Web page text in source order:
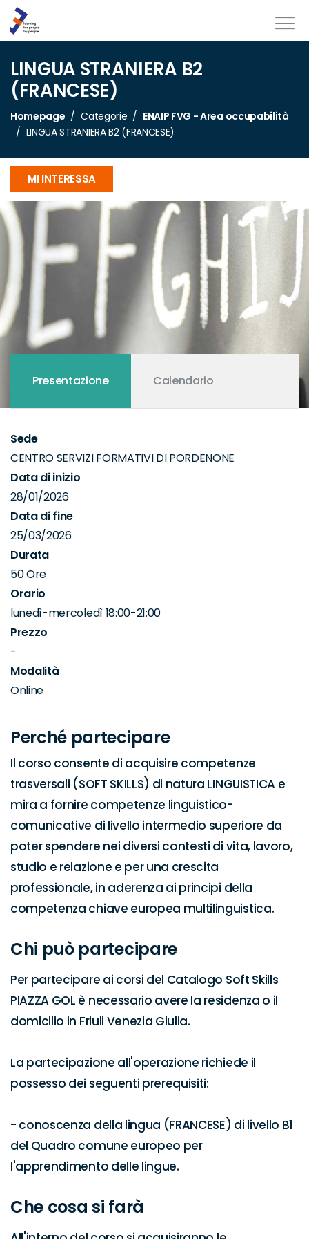
LINGUA STRANIERA B2
(FRANCESE)
Homepage Categorie
ENAIP FVG - Area occupabilità
LINGUA STRANIERA B2 (FRANCESE)
MI INTERESSA
Presentazione Calendario
Sede
CENTRO SERVIZI FORMATIVI DI PORDENONE
Data di inizio
28/01/2026
Data di fine
25/03/2026
Durata
50 Ore
Orario
lunedì-mercoledì 18:00-21:00
Prezzo
-
Modalità
Online
Perché partecipare
Il corso consente di acquisire competenze
trasversali (SOFT SKILLS) di natura LINGUISTICA e
mira a fornire competenze linguistico-
comunicative di livello intermedio superiore da
poter spendere nei diversi contesti di vita, lavoro,
studio e relazione e per una crescita
professionale, in aderenza ai principi della
competenza chiave europea multilinguistica.
Chi può partecipare
Per partecipare ai corsi del Catalogo Soft Skills
PIAZZA GOL è necessario avere la residenza o il
domicilio in Friuli Venezia Giulia.
La partecipazione all'operazione richiede il
possesso dei seguenti prerequisiti:
- conoscenza della lingua (FRANCESE) di livello B1
del Quadro comune europeo per
l'apprendimento delle lingue.
Che cosa si farà